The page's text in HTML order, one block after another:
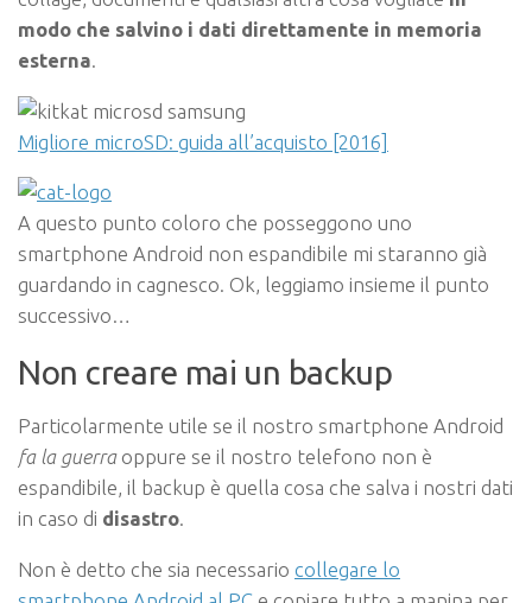
modo che salvino i dati direttamente in memoria
esterna.
Migliore microSD: guida all’acquisto [2016]
A questo punto coloro che posseggono uno
smartphone Android non espandibile mi staranno già
guardando in cagnesco. Ok, leggiamo insieme il punto
successivo…
Non creare mai un backup
Particolarmente utile se il nostro smartphone Android
fa la guerraoppure se il nostro telefono non è
espandibile, il backup è quella cosa che salva i nostri dati
in caso di disastro.
Non è detto che sia necessario collegare lo